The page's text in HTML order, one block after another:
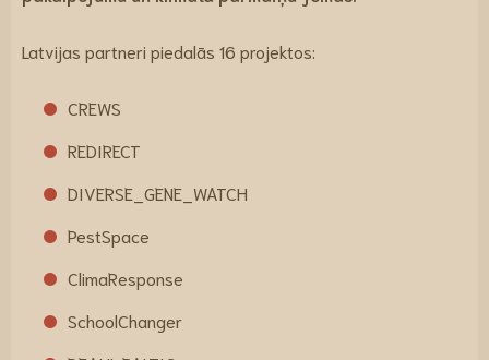
Latvijas partneri piedalās 16 projektos:
CREWS
REDIRECT
DIVERSE_GENE_WATCH
PestSpace
ClimaResponse
SchoolChanger